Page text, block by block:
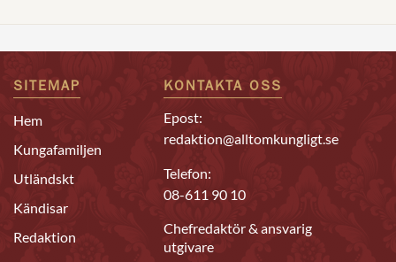
SITEMAP
Hem
Kungafamiljen
Utländskt
Kändisar
Redaktion
KONTAKTA OSS
Epost:
redaktion@alltomkungligt.se
Telefon:
08-611 90 10
Chefredaktör & ansvarig
utgivare